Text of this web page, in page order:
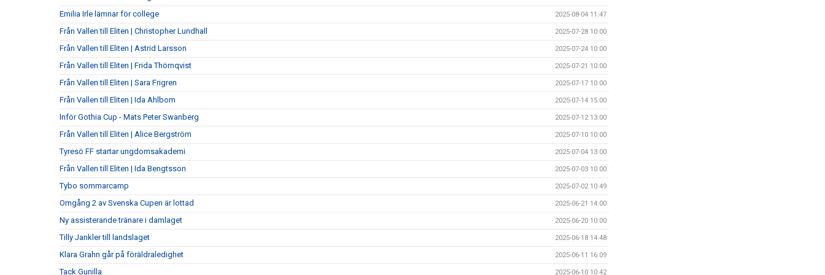
Emilia Irle lämnar för college 2025-08-04 11:47
Från Vallen till Eliten | Christopher Lundhall 2025-07-28 10:00
Från Vallen till Eliten | Astrid Larsson 2025-07-24 10:00
Från Vallen till Eliten | Frida Thörnqvist 2025-07-21 10:00
Från Vallen till Eliten | Sara Frigren 2025-07-17 10:00
Från Vallen till Eliten | Ida Ahlbom 2025-07-14 15:00
Inför Gothia Cup - Mats Peter Swanberg 2025-07-12 13:00
Från Vallen till Eliten | Alice Bergström 2025-07-10 10:00
Tyresö FF startar ungdomsakademi 2025-07-04 13:00
Från Vallen till Eliten | Ida Bengtsson 2025-07-03 10:00
Tybo sommarcamp 2025-07-02 10:49
Omgång 2 av Svenska Cupen är lottad 2025-06-21 14:00
Ny assisterande tränare i damlaget 2025-06-20 10:00
Tilly Jankler till landslaget 2025-06-18 14:48
Klara Grahn går på föräldraledighet 2025-06-11 16:09
Tack Gunilla 2025-06-10 10:42